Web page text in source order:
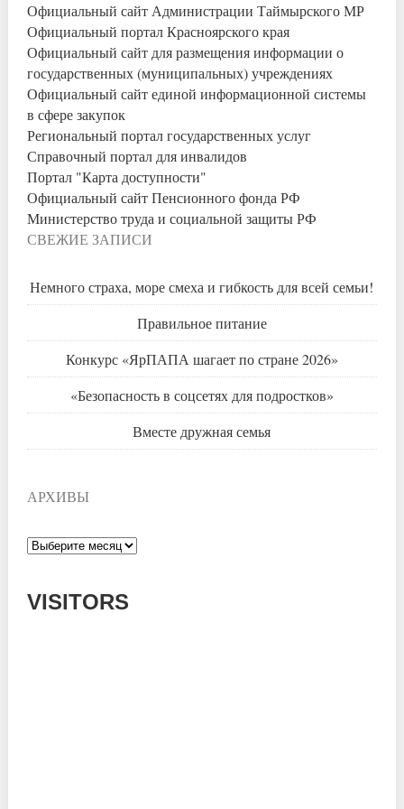
Официальный сайт Администрации Таймырского МР
Официальный портал Красноярского края
Официальный сайт для размещения информации о
государственных (муниципальных) учреждениях
Официальный сайт единой информационной системы
в сфере закупок
Региональный портал государственных услуг
Справочный портал для инвалидов
Портал "Карта доступности"
Официальный сайт Пенсионного фонда РФ
Министерство труда и социальной защиты РФ
СВЕЖИЕ ЗАПИСИ
Немного страха, море смеха и гибкость для всей семьи!
Правильное питание
Конкурс «ЯрПАПА шагает по стране 2026»
«Безопасность в соцсетях для подростков»
Вместе дружная семья
АРХИВЫ
Архивы
VISITORS